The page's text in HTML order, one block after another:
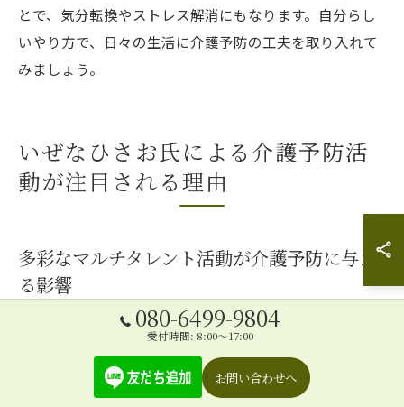
とで、気分転換やストレス解消にもなります。自分らし
いやり方で、日々の生活に介護予防の工夫を取り入れて
みましょう。
いぜなひさお氏による介護予防活
動が注目される理由
多彩なマルチタレント活動が介護予防に与え
る影響
介護予防の現場では、従来の運動や体操だけでなく、楽
んタレント「いぜなひさお」氏🌈は、歌手活動やバラエ
ティ、講演など多彩なマルチタレント活動を通じて、介
080-6499-9804
受付時間: 8:00～17:00
お問い合わせへ